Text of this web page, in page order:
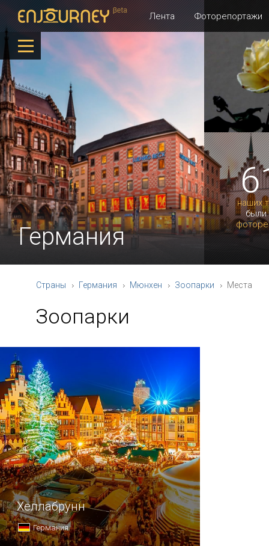
Лента Фоторепортажи
наших
были
Германия
Страны Германия Мюнхен Зоопарки Места
Зоопарки
Хеллабрунн
Германия